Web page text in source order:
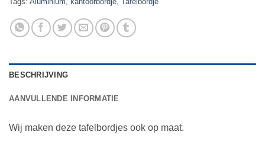
BESCHRIJVING
AANVULLENDE INFORMATIE
Wij maken deze tafelbordjes ook op maat.